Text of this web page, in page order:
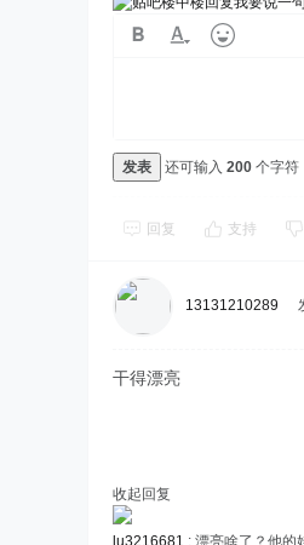
发表 还可输入 200 个字符
回复 支持
13131210289
干得漂亮
收起回复
lu3216681 : 漂亮啥了？他的